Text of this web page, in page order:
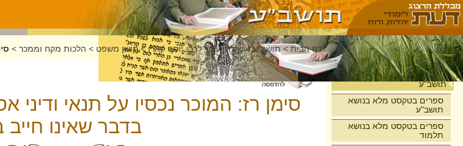
בית
תושב"ע
ספרים בטקסט מלא בנושא
תושב"ע
ספרים בטקסט מלא בנושא
תלמוד
דף הבית >תושב"ע >שולחן ערוך לרבי יוסף קארו >חושן משפט > הלכות מקח וממכר >
סימן רז: המוכר נכסיו על תנאי
בדבר שאינו חייב